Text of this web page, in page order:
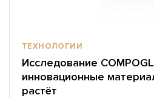
ТЕХНОЛОГИИ
Исследование
инновационные
растёт